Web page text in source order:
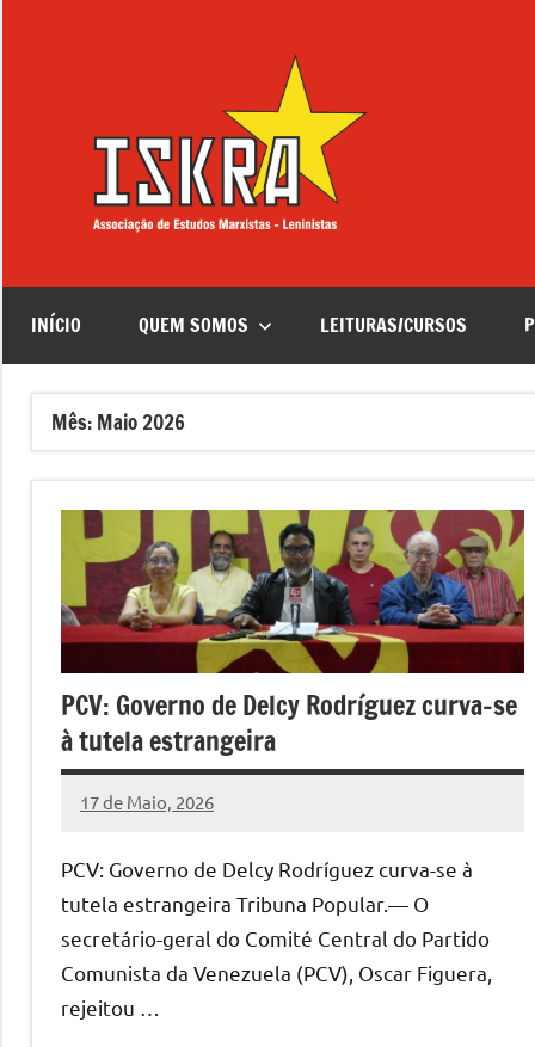
–
Leninistas
INÍCIO QUEM SOMOS LEITURAS/CURSOS
Mês: Maio 2026
PCV: Governo de Delcy Rodríguez curva-se
à tutela estrangeira
17 de Maio, 2026
Pedro
PCV: Governo de Delcy Rodríguez curva-se à
tutela estrangeira Tribuna Popular.— O
secretário-geral do Comité Central do Partido
Comunista da Venezuela (PCV), Oscar Figuera,
rejeitou …